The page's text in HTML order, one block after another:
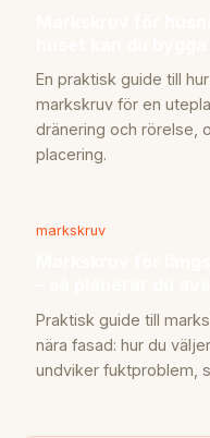
En praktisk guide till
markskruv för en
dränering och rörelse,
placering.
markskruv
Praktisk guide till
nära fasad: hur du
undviker fuktproblem,